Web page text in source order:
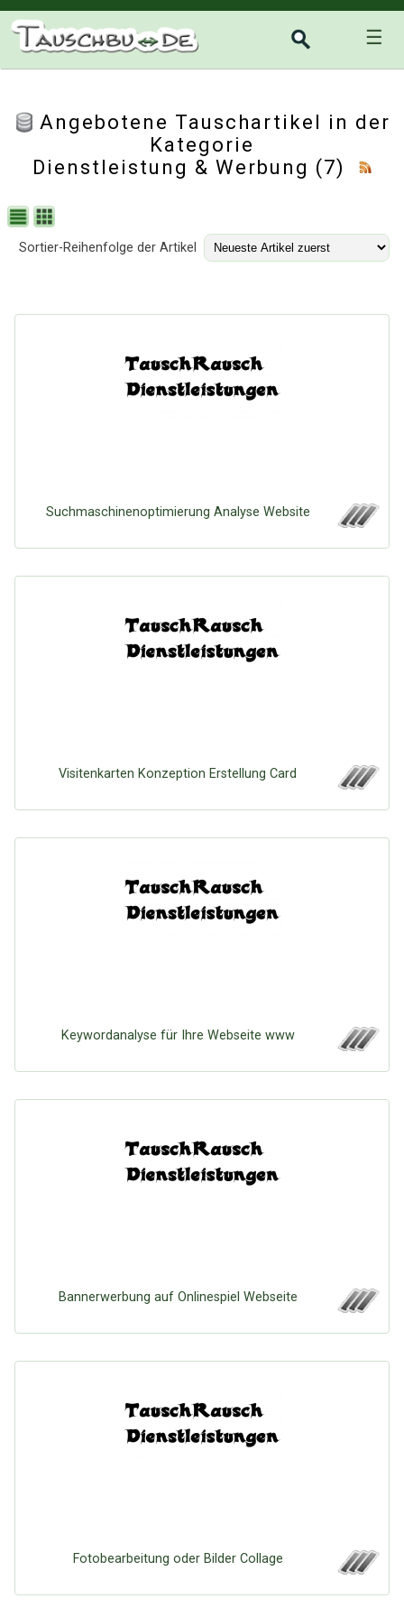
☰
Angebotene Tauschartikel in der
Kategorie
Dienstleistung & Werbung (7)
Sortier-Reihenfolge der Artikel
Suchmaschinenoptimierung Analyse Website
Visitenkarten Konzeption Erstellung Card
Keywordanalyse für Ihre Webseite www
Bannerwerbung auf Onlinespiel Webseite
Fotobearbeitung oder Bilder Collage